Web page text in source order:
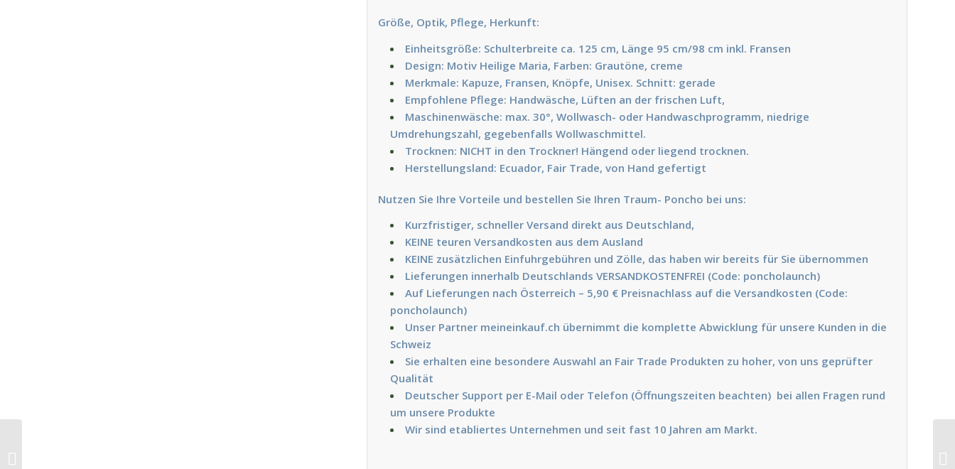
Größe, Optik, Pflege, Herkunft:
Einheitsgröße: Schulterbreite ca. 125 cm, Länge 95 cm/98 cm inkl. Fransen
Design: Motiv Heilige Maria, Farben: Grautöne, creme
Merkmale: Kapuze, Fransen, Knöpfe, Unisex. Schnitt: gerade
Empfohlene Pflege: Handwäsche, Lüften an der frischen Luft,
Maschinenwäsche: max. 30°, Wollwasch- oder Handwaschprogramm, niedrige
Umdrehungszahl, gegebenfalls Wollwaschmittel.
Trocknen: NICHT in den Trockner! Hängend oder liegend trocknen.
Herstellungsland: Ecuador, Fair Trade, von Hand gefertigt
Nutzen Sie Ihre Vorteile und bestellen Sie Ihren Traum- Poncho bei uns:
Kurzfristiger, schneller Versand direkt aus Deutschland,
KEINE teuren Versandkosten aus dem Ausland
KEINE zusätzlichen Einfuhrgebühren und Zölle, das haben wir bereits für Sie übernommen
Lieferungen innerhalb Deutschlands VERSANDKOSTENFREI (Code: poncholaunch)
Auf Lieferungen nach Österreich – 5,90 € Preisnachlass auf die Versandkosten (Code:
poncholaunch)
Unser Partner meineinkauf.ch übernimmt die komplette Abwicklung für unsere Kunden in die
Schweiz
Sie erhalten eine besondere Auswahl an Fair Trade Produkten zu hoher, von uns geprüfter
Qualität
Deutscher Support per E-Mail oder Telefon (Öffnungszeiten beachten) bei allen Fragen rund
um unsere Produkte
Wir sind etabliertes Unternehmen und seit fast 10 Jahren am Markt.